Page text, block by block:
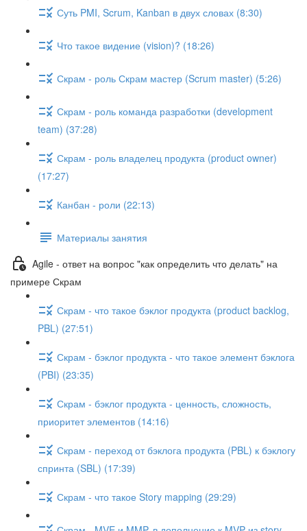
Суть PMI, Scrum, Kanban в двух словах (8:30)
Что такое видение (vision)? (18:26)
Скрам - роль Скрам мастер (Scrum master) (5:26)
Скрам - роль команда разработки (development
team) (37:28)
Скрам - роль владелец продукта (product owner)
(17:27)
Канбан - роли (22:13)
Материалы занятия
Agile - ответ на вопрос "как определить что делать" на
примере Скрам
Скрам - что такое бэклог продукта (product backlog,
PBL) (27:51)
Скрам - бэклог продукта - что такое элемент бэклога
(PBI) (23:35)
Скрам - бэклог продукта - ценность, сложность,
приоритет элементов (14:16)
Скрам - переход от бэклога продукта (PBL) к бэклогу
спринта (SBL) (17:39)
Скрам - что такое Story mapping (29:29)